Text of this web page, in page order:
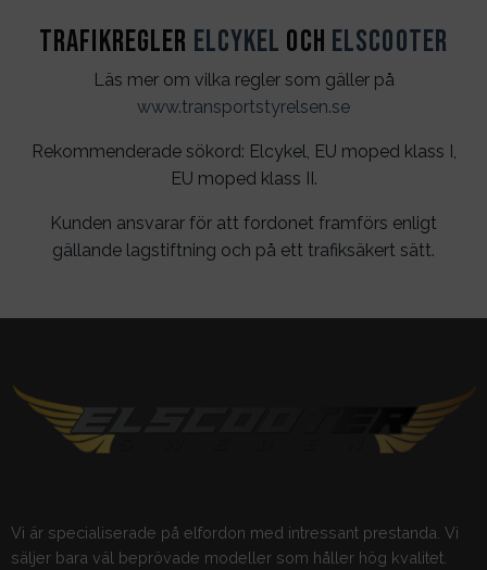
Trafikregler Elcykel och Elscooter
Läs mer om vilka regler som gäller på
www.transportstyrelsen.se
Rekommenderade sökord: Elcykel, EU moped klass I,
EU moped klass II.
Kunden ansvarar för att fordonet framförs enligt
gällande lagstiftning och på ett trafiksäkert sätt.
Vi är specialiserade på elfordon med intressant prestanda. Vi
säljer bara väl beprövade modeller som håller hög kvalitet.